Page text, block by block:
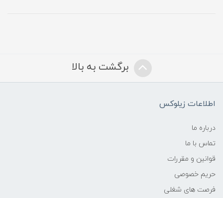
برگشت به بالا
اطلاعات زیلوکس
درباره ما
تماس با ما
قوانین و مقررات
حریم خصوصی
فرصت های شغلی